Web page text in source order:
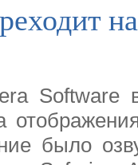
Software
было